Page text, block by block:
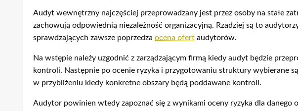
Audyt wewnętrzny najczęściej przeprowadzany jest przez osoby na stałe
zachowują odpowiednią niezależność organizacyjną. Rzadziej są to
sprawdzających zawsze poprzedza ocena ofert audytorów.
Na wstępie należy uzgodnić z zarządzającym firmą kiedy audyt będzie
kontroli. Następnie po ocenie ryzyka i przygotowaniu struktury wybierane
w przybliżeniu kiedy konkretne obszary będą poddawane kontroli.
Audytor powinien wtedy zapoznać się z wynikami oceny ryzyka dla